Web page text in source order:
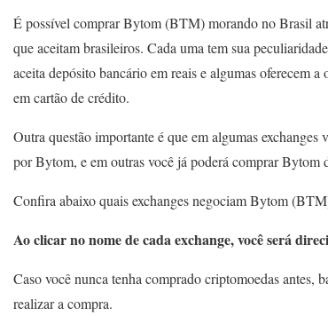
É possível comprar Bytom (BTM) morando no Brasil
que aceitam brasileiros. Cada uma tem sua
aceita depósito bancário em reais e algumas oferecem a
em cartão de crédito.
Outra questão importante é que em algumas
por Bytom, e em outras você já poderá comprar Bytom
Confira abaixo quais exchanges negociam Bytom
Ao clicar no nome de cada exchange, você será
Caso você nunca tenha comprado criptomoedas antes,
realizar a compra.